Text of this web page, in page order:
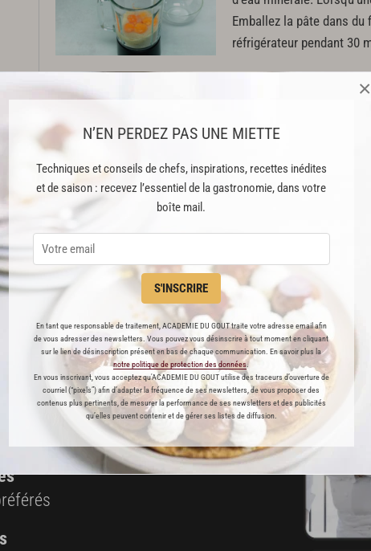
N’EN PERDEZ PAS UNE MIETTE
Techniques et conseils de chefs, inspirations, recettes inédites
et de saison : recevez l’essentiel de la gastronomie, dans votre
boîte mail.
S'INSCRIRE
En tant que responsable de traitement, ACADEMIE DU GOUT traite votre adresse email afin
de vous adresser des newsletters. Vous pouvez vous désinscrire à tout moment en cliquant
sur le lien de désinscription présent en bas de chaque communication. En savoir plus la
notre politique de protection des données.
En vous inscrivant, vous acceptez qu'ACADEMIE DU GOUT utilise des traceurs d’ouverture de
courriel (“pixels”) afin d’adapter la fréquence de ses newsletters, de vous proposer des
contenus plus pertinents, de mesurer la performance de ses newsletters et des publicités
qu’elles peuvent contenir et de gérer ses listes de diffusion.
×
Emballez la pâte dans
réfrigérateur pendant 30
Étape 2 : Pâte noire
Mettez la farine, la
l’encre de seiche et 2,5
blender. Mixez jusqu’à
la machine. Il est normal
la au réfrigérateur pendant
Cette recette est issue du livre "Best of Thierry Marx" publié aux Éditions
Cette recette est réservée aux abonnés Premium
PREMIUM
ACCESSIBLE !